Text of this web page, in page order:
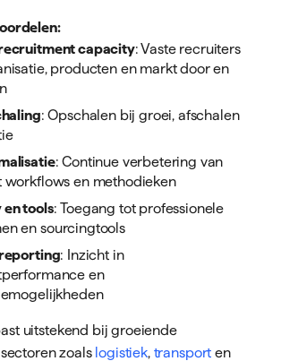
capacity: Vaste recruiters
producten en markt door en
: Opschalen bij groei, afschalen
: Continue verbetering van
workflows en methodieken
en tools: Toegang tot professionele
en sourcingtools
: Inzicht in
en
uitstekend bij groeiende
zoals logistiek, transport en